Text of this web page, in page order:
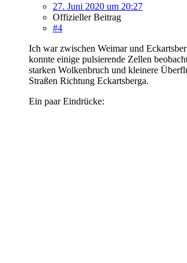
27. Juni 2020 um 20:27
Offizieller Beitrag
#4
Ich war zwischen Weimar und
konnte einige pulsierende Zellen
starken Wolkenbruch und kleinere
Straßen Richtung Eckartsberga.
Ein paar Eindrücke: